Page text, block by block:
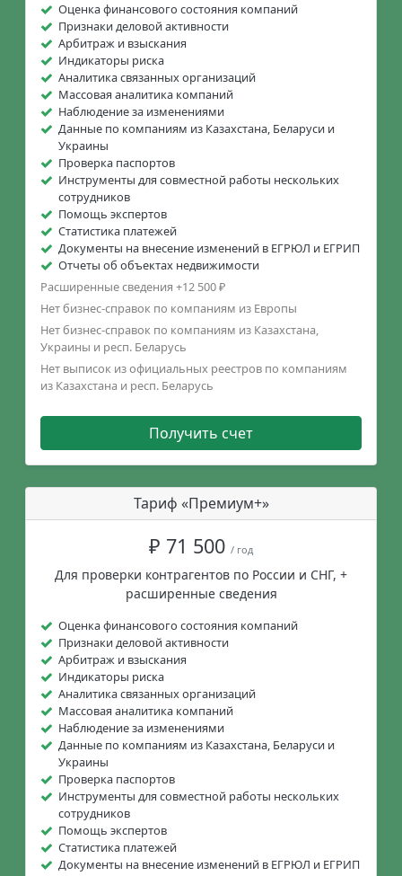
Оценка финансового состояния компаний
Признаки деловой активности
Арбитраж и взыскания
Индикаторы риска
Аналитика связанных организаций
Массовая аналитика компаний
Наблюдение за изменениями
Данные по компаниям из Казахстана, Беларуси и
Украины
Проверка паспортов
Инструменты для совместной работы нескольких
сотрудников
Помощь экспертов
Статистика платежей
Документы на внесение изменений в ЕГРЮЛ и ЕГРИП
Отчеты об объектах недвижимости
Расширенные сведения +12 500 ₽
Нет бизнес-справок по компаниям из Европы
Нет бизнес-справок по компаниям из Казахстана,
Украины и респ. Беларусь
Нет выписок из официальных реестров по компаниям
из Казахстана и респ. Беларусь
Получить счет
Тариф «Премиум+»
₽ 71 500 / год
Для проверки контрагентов по России и СНГ, +
расширенные сведения
Оценка финансового состояния компаний
Признаки деловой активности
Арбитраж и взыскания
Индикаторы риска
Аналитика связанных организаций
Массовая аналитика компаний
Наблюдение за изменениями
Данные по компаниям из Казахстана, Беларуси и
Украины
Проверка паспортов
Инструменты для совместной работы нескольких
сотрудников
Помощь экспертов
Статистика платежей
Документы на внесение изменений в ЕГРЮЛ и ЕГРИП